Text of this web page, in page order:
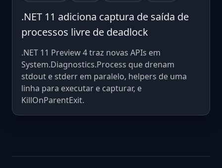
.NET 11 adiciona captura de saída de
processos livre de deadlock
.NET 11 Preview 4 traz novas APIs em
System.Diagnostics.Process que drenam
stdout e stderr em paralelo, helpers de uma
linha para executar e capturar, e
KillOnParentExit.